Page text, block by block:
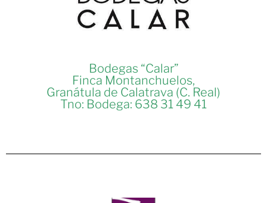
Bodegas “Calar”
Finca Montanchuelos,
Granátula de Calatrava (C. Real)
Tno: Bodega: 638 31 49 41